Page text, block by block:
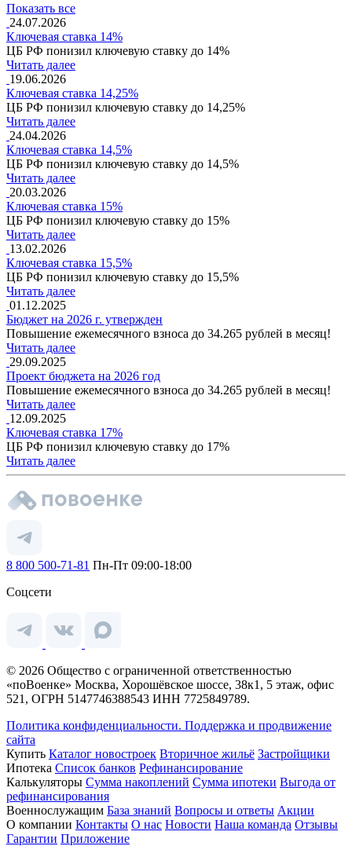
Показать все
24.07.2026
Ключевая ставка 14%
ЦБ РФ понизил ключевую ставку до 14%
Читать далее
19.06.2026
Ключевая ставка 14,25%
ЦБ РФ понизил ключевую ставку до 14,25%
Читать далее
24.04.2026
Ключевая ставка 14,5%
ЦБ РФ понизил ключевую ставку до 14,5%
Читать далее
20.03.2026
Ключевая ставка 15%
ЦБ РФ понизил ключевую ставку до 15%
Читать далее
13.02.2026
Ключевая ставка 15,5%
ЦБ РФ понизил ключевую ставку до 15,5%
Читать далее
01.12.2025
Бюджет на 2026 г. утвержден
Повышение ежемесячного взноса до 34.265 рублей в месяц!
Читать далее
29.09.2025
Проект бюджета на 2026 год
Повышение ежемесячного взноса до 34.265 рублей в месяц!
Читать далее
12.09.2025
Ключевая ставка 17%
ЦБ РФ понизил ключевую ставку до 17%
Читать далее
8 800 500-71-81 Пн-Пт 09:00-18:00
Соцсети
© 2026 Общество с ограниченной ответственностью
«поВоенке» Москва, Хорошёвское шоссе, 38к1, 5 этаж, офис
521, ОГРН 5147746388543 ИНН 7725849789.
Политика конфиденциальности. Поддержка и продвижение
сайта
Купить Каталог новостроек Вторичное жильё Застройщики
Ипотека Список банков Рефинансирование
Калькуляторы Сумма накоплений Сумма ипотеки Выгода от
рефинансирования
Военнослужащим База знаний Вопросы и ответы Акции
О компании Контакты О нас Новости Наша команда Отзывы
Гарантии Приложение